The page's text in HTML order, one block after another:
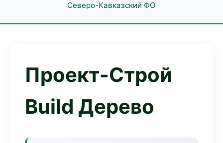
Северо-Кавказский ФО
Проект-Строй
Build Дерево